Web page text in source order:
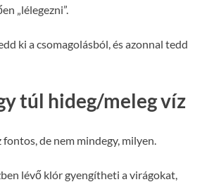
„lélegezni”.
ki a csomagolásból, és azonnal tedd
túl hideg/meleg víz
fontos, de nem mindegy, milyen.
lévő klór gyengítheti a virágokat,